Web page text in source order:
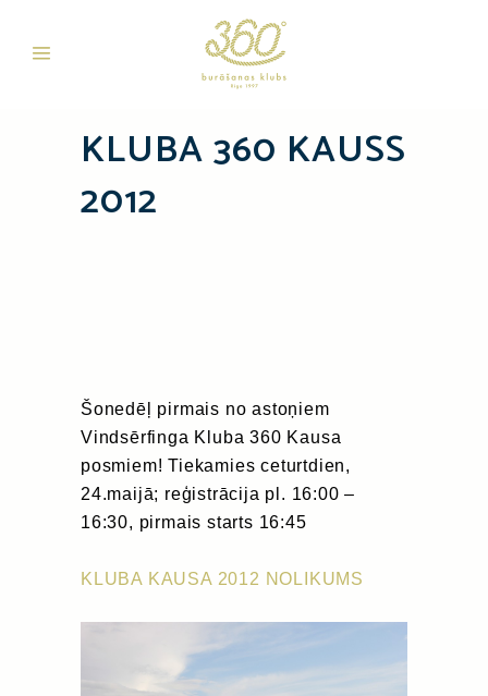
KLUBA 360 KAUSS
2012
Šonedēļ pirmais no astoņiem
Vindsērfinga Kluba 360 Kausa
posmiem! Tiekamies ceturtdien,
24.maijā; reģistrācija pl. 16:00 –
16:30, pirmais starts 16:45
KLUBA KAUSA 2012 NOLIKUMS